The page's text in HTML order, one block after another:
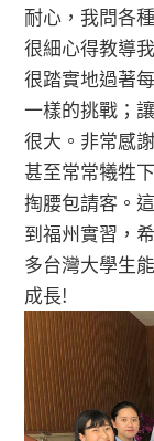
耐心，我問各
很細心得教導
很踏實地過著
一樣的挑戰；
很大。非常感
甚至常常犧牲
掏腰包請客。
到福州實習，
多台灣大學生
成長!